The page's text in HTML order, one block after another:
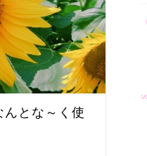
んとな～く使